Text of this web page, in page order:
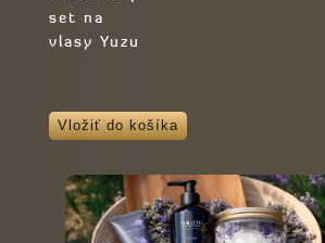
set na
vlasy Yuzu
Vložiť do košíka